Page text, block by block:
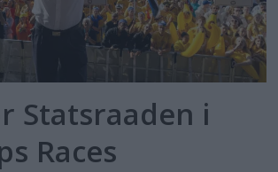
Statsraaden i
Races